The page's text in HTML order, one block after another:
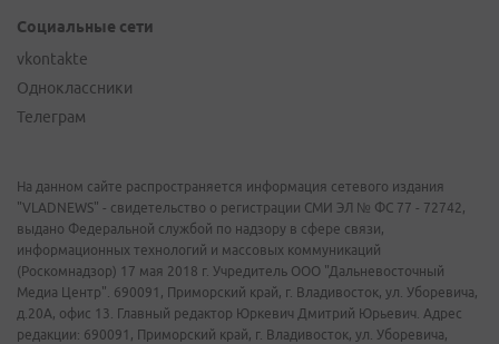
Социальные сети
vkontakte
Одноклассники
Телеграм
На данном сайте распространяется информация сетевого издания
"VLADNEWS" - свидетельство о регистрации СМИ ЭЛ № ФС 77 - 72742,
выдано Федеральной службой по надзору в сфере связи,
информационных технологий и массовых коммуникаций
(Роскомнадзор) 17 мая 2018 г. Учредитель ООО "Дальневосточный
Медиа Центр". 690091, Приморский край, г. Владивосток, ул. Уборевича,
д.20А, офис 13. Главный редактор Юркевич Дмитрий Юрьевич. Адрес
редакции: 690091, Приморский край, г. Владивосток, ул. Уборевича,